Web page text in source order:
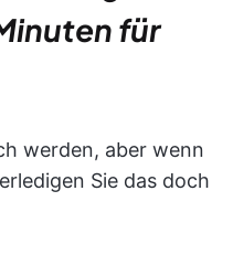
für
werden, aber wenn
Sie das doch